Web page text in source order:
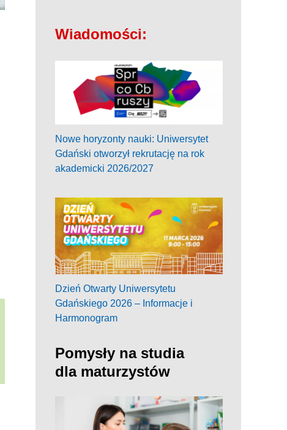
Wiadomości:
Nowe horyzonty nauki: Uniwersytet
Gdański otworzył rekrutację na rok
akademicki 2026/2027
Dzień Otwarty Uniwersytetu
Gdańskiego 2026 – Informacje i
Harmonogram
Pomysły na studia
dla maturzystów